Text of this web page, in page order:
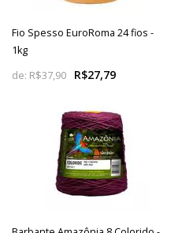
Fio Spesso EuroRoma 24 fios -
1kg
de: R$37,90 R$27,79